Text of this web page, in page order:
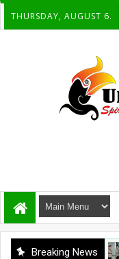
THURSDAY, AUGUST 6.
Breaking News